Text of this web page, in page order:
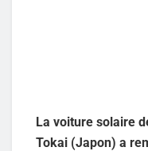
La voiture solaire
Tokai (Japon) a